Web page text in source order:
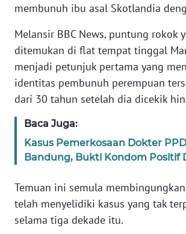
membunuh ibu asal Skotlandia
Melansir BBC News, puntung rokok
ditemukan di flat tempat tinggal
menjadi petunjuk pertama yang
identitas pembunuh perempuan
dari 30 tahun setelah dia dicekik
Baca Juga:
Kasus Pemerkosaan Dokter
Bandung, Bukti Kondom Positif
Temuan ini semula
telah menyelidiki kasus yang tak
selama tiga dekade itu.
INDEKS
KONTAK
KAMI
INFO
TENTANG
KAMI
PEDOMAN
SIBER